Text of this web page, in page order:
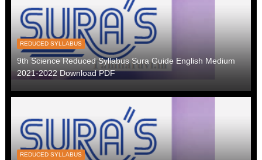
REDUCED SYLLABUS
9th Science Reduced Syllabus Sura Guide English Medium
2021-2022 Download PDF
REDUCED SYLLABUS